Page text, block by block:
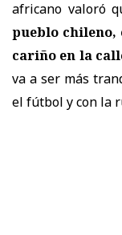
africano valoró
pueblo chileno,
cariño en la
va a ser más
el fútbol y con la